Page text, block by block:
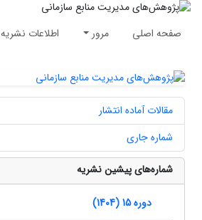
صفحه اصلی مرور اطلاعات نشریه
مقالات آماده انتشار
شماره جاری
شماره‌های پیشین نشریه
دوره 15 (1404)